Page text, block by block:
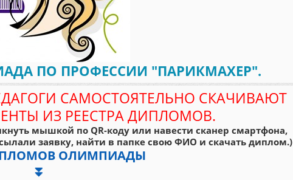
ПО ПРОФЕССИИ "ПАРИКМАХЕР".
САМОСТОЯТЕЛЬНО СКАЧИВАЮТ
ИЗ РЕЕСТРА ДИПЛОМОВ.
мышкой по QR-коду или навести сканер смартфона,
заявку, найти в папке свою ФИО и скачать диплом.)
ОЛИМПИАДЫ
⏬